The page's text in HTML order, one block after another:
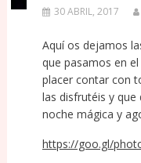
30 ABRIL, 2017
Aquí os dejamos
que pasamos en
placer contar con
las disfrutéis y que
noche mágica y
https://goo.gl/